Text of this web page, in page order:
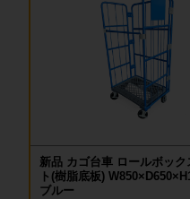
新品 カゴ台車 ロールボック
ト(樹脂底板)
ブルー